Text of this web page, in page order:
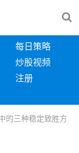
每日策略
炒股视频
注册
的三种稳定致胜方